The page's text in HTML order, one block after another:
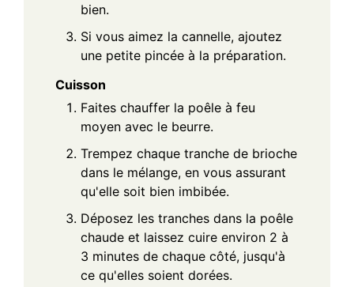
bien.
Si vous aimez la cannelle, ajoutez
une petite pincée à la préparation.
Cuisson
Faites chauffer la poêle à feu
moyen avec le beurre.
Trempez chaque tranche de brioche
dans le mélange, en vous assurant
qu'elle soit bien imbibée.
Déposez les tranches dans la poêle
chaude et laissez cuire environ 2 à
3 minutes de chaque côté, jusqu'à
ce qu'elles soient dorées.